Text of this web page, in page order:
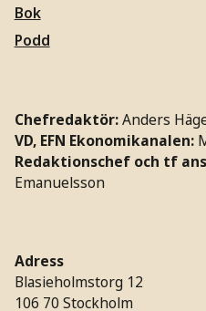
Bok
Podd
Chefredaktör:Anders
VD, EFN Ekonomikanalen:
Redaktionschef och tf
Emanuelsson
Adress
Blasieholmstorg 12
106 70 Stockholm